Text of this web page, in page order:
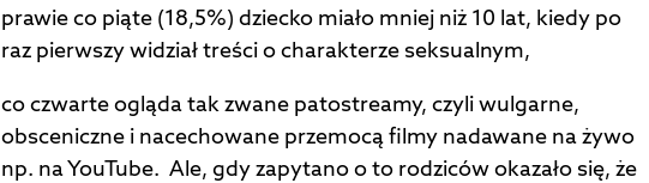
prawie co piąte (18,5%) dziecko miało mniej niż 10 lat, kiedy po
raz pierwszy widział treści o charakterze seksualnym,
co czwarte ogląda tak zwane patostreamy, czyli wulgarne,
obsceniczne i nacechowane przemocą filmy nadawane na żywo
np. na YouTube. Ale, gdy zapytano o to rodziców okazało się, że